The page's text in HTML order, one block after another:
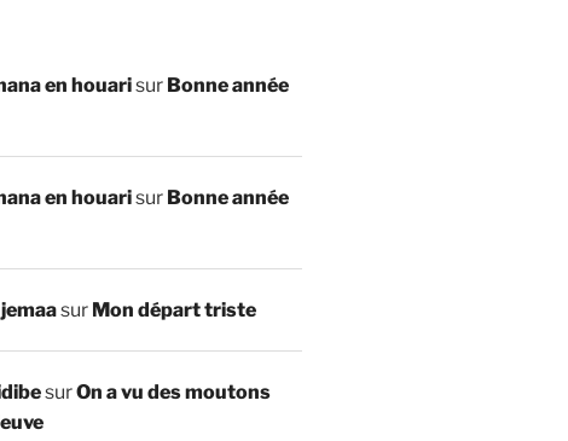
en houarisur Bonne année
en houarisur Bonne année
sur Mon départ triste
surOn a vu des moutons